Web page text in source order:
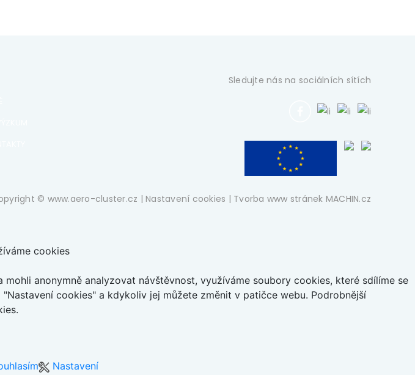
Sledujte nás na sociálních sítích
© www.aero-cluster.cz | Nastavení cookies | Tvorba www stránek MACHIN.cz
cookies
anonymně analyzovat návštěvnost, využíváme soubory cookies, které sdílíme se
cookies" a kdykoliv jej můžete změnit v patičce webu. Podrobnější
Nastavení